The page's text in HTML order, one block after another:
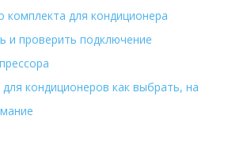
комплекта для кондиционера
и проверить подключение
кондиционеров как выбрать, на